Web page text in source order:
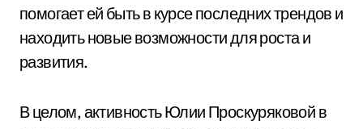
помогает ей быть в курсе последних трендов и
находить новые возможности для роста и
развития.
В целом, активность Юлии Проскуряковой в